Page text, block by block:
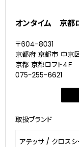
オンタイム 京都
〒604-8031
京都府 京都市 中京
京都 京都ロフト4Ｆ
075-255-6621
取扱ブランド
アテッサ / クロス